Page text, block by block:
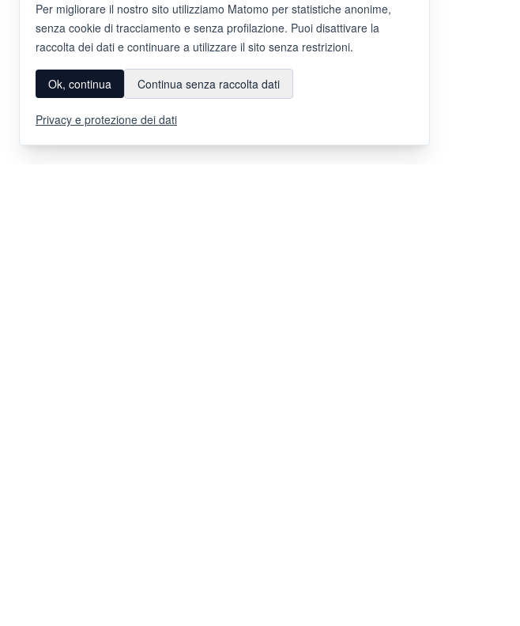
Per migliorare il nostro sito utilizziamo Matomo per statistiche anonime,
senza cookie di tracciamento e senza profilazione. Puoi disattivare la
raccolta dei dati e continuare a utilizzare il sito senza restrizioni.
Ok, continua Continua senza raccolta dati
Privacy e protezione dei dati